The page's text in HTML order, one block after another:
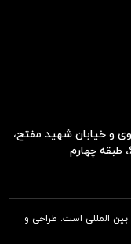
و خیابان شهید مفتح،
بین المللی است. طراحی و